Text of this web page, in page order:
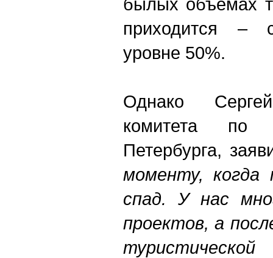
приходится –
уровне 50%.
Однако
комитета по
Петербурга,
моменту, когда
спад. У нас
проектов, а